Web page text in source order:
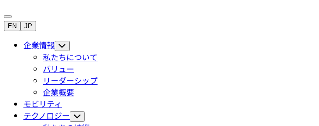
EN JP
企業情報
私たちについて
バリュー
リーダーシップ
企業概要
モビリティ
テクノロジー